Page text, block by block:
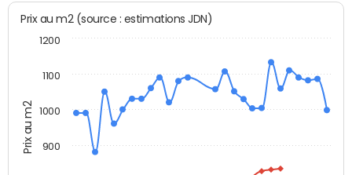
Prix au m2
Prix au m2 (source : estimations JDN)
900
1000
1100
1200